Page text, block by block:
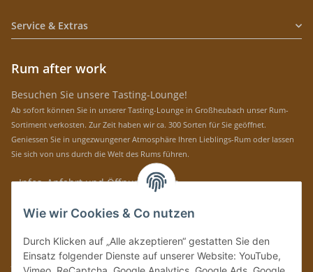
Service & Extras
Rum after work
Besuchen Sie unsere Tasting-Lounge!
Ab sofort können Sie in unserer Tasting-Lounge in Großheubach unser Rum-
Sortiment verkosten. Zur Zeit haben wir ca. 300 Sorten für Sie geöffnet.
Geniessen Sie in ungezwungener Atmosphäre Ihren Lieblings-Rum oder lassen
Sie sich von uns durch die Welt des Rums führen.
» Infos, Anfahrt und Öffnungszeiten
Immer auf dem Laufenden mit unseren aktuellen Rum-News!
Bitte senden Sie mir entsprechend IhrerDatenschutzerklärung
regelmäßig und
jederzeit widerruflich Informationen zu Ihrem Produktsortiment per E-Mail zu.
Wie wir Cookies & Co nutzen
Durch Klicken auf „Alle akzeptieren“ gestatten Sie den
Einsatz folgender Dienste auf unserer Website: YouTube,